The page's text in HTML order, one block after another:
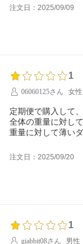
注文日：2025/09/09
1
06060125さん
女性
定期便で購入して
全体の重量に対し
重量に対して薄い
商品が飲料なので
注文日：2025/09/20
1
giabbit08さん
男性